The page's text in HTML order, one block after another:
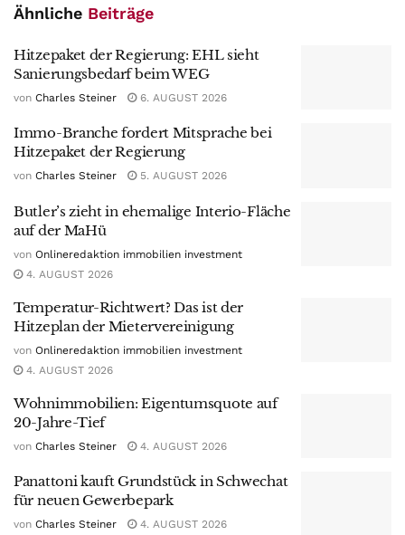
Ähnliche Beiträge
Hitzepaket der Regierung: EHL sieht
Sanierungsbedarf beim WEG
von Charles Steiner 6. AUGUST 2026
Immo-Branche fordert Mitsprache bei
Hitzepaket der Regierung
von Charles Steiner 5. AUGUST 2026
Butler’s zieht in ehemalige Interio-Fläche
auf der MaHü
von Onlineredaktion immobilien investment
4. AUGUST 2026
Temperatur-Richtwert? Das ist der
Hitzeplan der Mietervereinigung
von Onlineredaktion immobilien investment
4. AUGUST 2026
Wohnimmobilien: Eigentumsquote auf
20-Jahre-Tief
von Charles Steiner 4. AUGUST 2026
Panattoni kauft Grundstück in Schwechat
für neuen Gewerbepark
von Charles Steiner 4. AUGUST 2026